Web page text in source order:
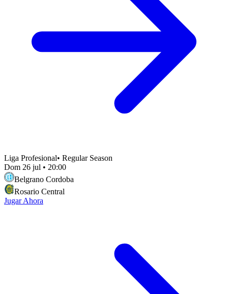
Liga Profesional• Regular Season
Dom 26 jul • 20:00
Belgrano Cordoba
Rosario Central
Jugar Ahora